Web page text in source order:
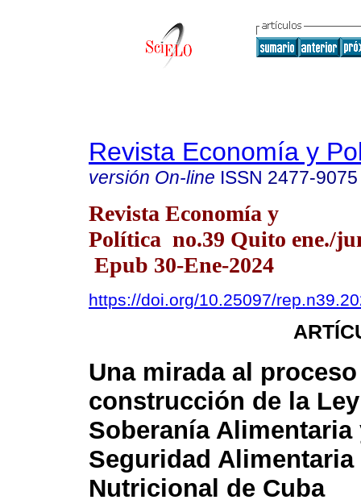
Revista Economía y
versión On-line ISSN 2477-9075
Revista Economía y
Política no.39 Quito ene./
Epub 30-Ene-2024
https://doi.org/10.25097/
Una mirada al
construcción de la
Soberanía Alimentaria
Seguridad Alimentaria
Nutricional de Cuba